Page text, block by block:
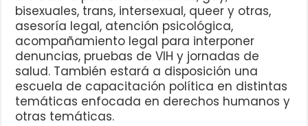
bisexuales, trans, intersexual, queer y otras,
asesoría legal, atención psicológica,
acompañamiento legal para interponer
denuncias, pruebas de VIH y jornadas de
salud. También estará a disposición una
escuela de capacitación política en distintas
temáticas enfocada en derechos humanos y
otras temáticas.